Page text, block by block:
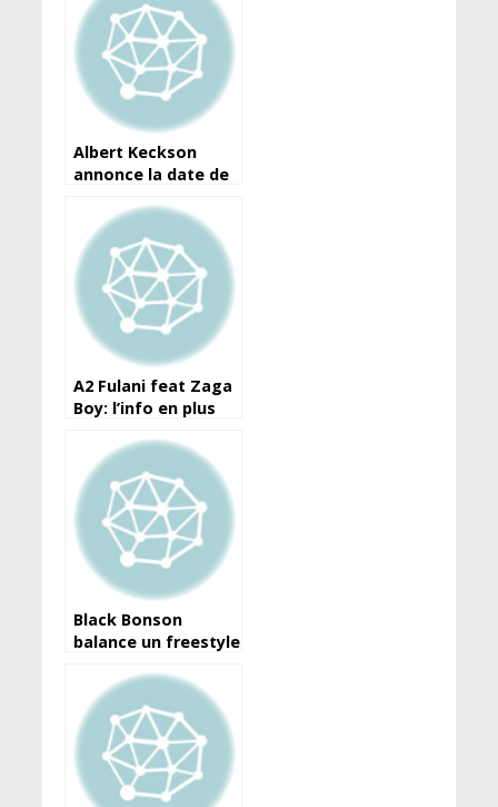
Albert Keckson
annonce la date de
prochain album “Roi
de la ville”
A2 Fulani feat Zaga
Boy: l’info en plus
collaboration à
venir .
Black Bonson
balance un freestyle
titre (à decouvrir)